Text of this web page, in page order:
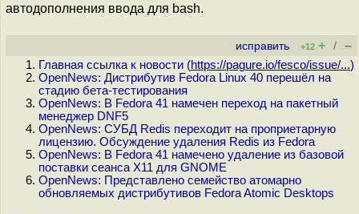
автодополнения ввода для bash.
исправить +12 + / –
Главная ссылка к новости (https://pagure.io/fesco/issue/...)
OpenNews: Дистрибутив Fedora Linux 40 перешёл на
стадию бета-тестирования
OpenNews: В Fedora 41 намечен переход на пакетный
менеджер DNF5
OpenNews: СУБД Redis переходит на проприетарную
лицензию. Обсуждение удаления Redis из Fedora
OpenNews: В Fedora 41 намечено удаление из базовой
поставки сеанса X11 для GNOME
OpenNews: Представлено семейство атомарно
обновляемых дистрибутивов Fedora Atomic Desktops